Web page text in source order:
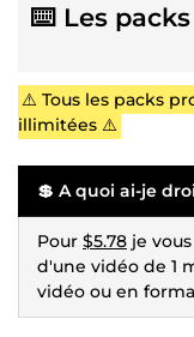
⌨️ Les
⚠️ Tous les packs
illimitées ⚠️
💲 A quoi ai-je
Pour $5.78 je
d'une vidéo de 1
vidéo ou en